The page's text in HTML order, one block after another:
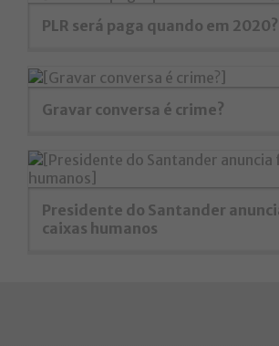
PLR será paga quando em 2020?
Gravar conversa é crime?
Presidente do Santander
caixas humanos